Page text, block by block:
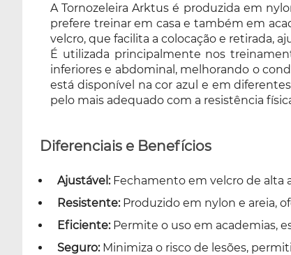
A Tornozeleira Arktus é produzida em
prefere treinar em casa e também em
velcro, que facilita a colocação e retirada,
É utilizada principalmente nos
inferiores e abdominal, melhorando o
está disponível na cor azul e em
pelo mais adequado com a resistência
Diferenciais e Benefícios
Ajustável:Fechamento em velcro de alta
Resistente:Produzido em nylon e areia,
Eficiente:Permite o uso em academias,
Seguro:Minimiza o risco de lesões,